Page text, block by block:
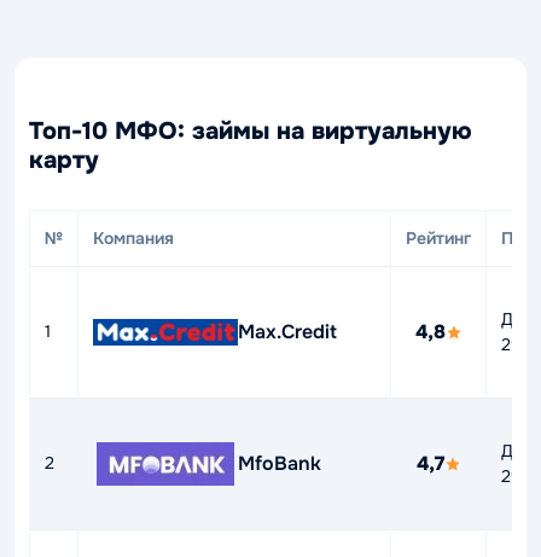
Топ-10 МФО: займы на виртуальную
карту
№ Компания Рейтинг ПСК
1 Max.Credit 4,8
До
2 MfoBank 4,7
До